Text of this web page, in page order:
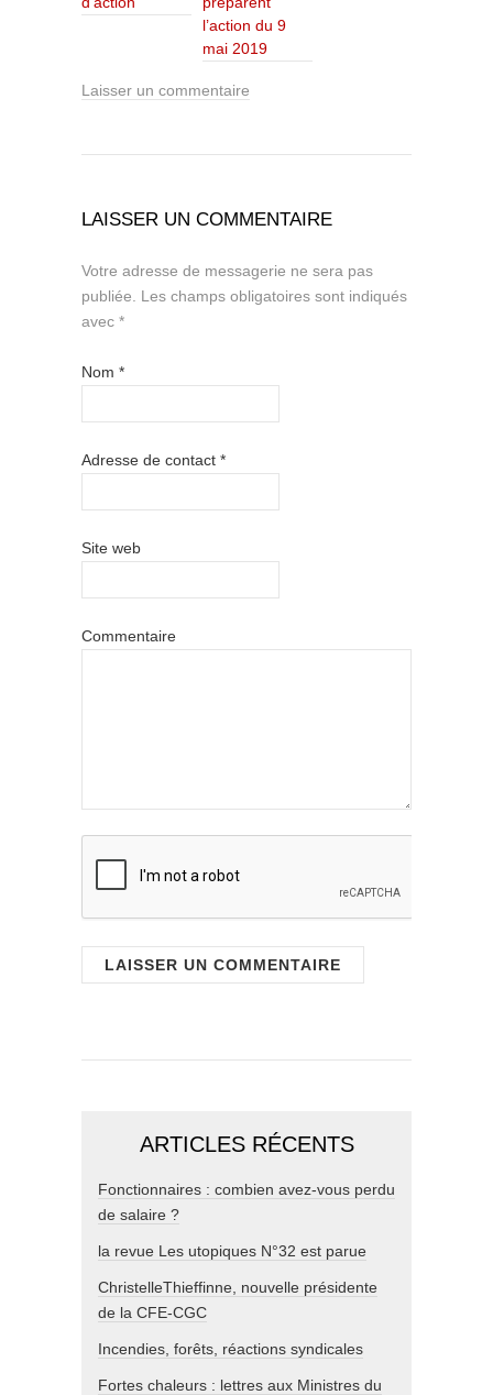
l’action du 9
mai 2019
Laisser un commentaire
LAISSER UN COMMENTAIRE
Votre adresse de messagerie ne sera pas
publiée.
Les champs obligatoires sont indiqués
avec *
Nom *
Adresse de contact *
Site web
Commentaire
ARTICLES RÉCENTS
Fonctionnaires : combien avez-vous perdu
de salaire ?
la revue Les utopiques N°32 est parue
ChristelleThieffinne, nouvelle présidente
de la CFE-CGC
Incendies, forêts, réactions syndicales
Fortes chaleurs : lettres aux Ministres du